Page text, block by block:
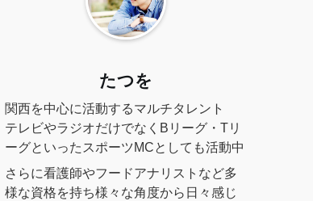
たつを
関西を中心に活動するマルチタレント
テレビやラジオだけでなくBリーグ・Tリ
ーグといったスポーツMCとしても活動中
さらに看護師やフードアナリストなど多
様な資格を持ち様々な角度から日々感じ